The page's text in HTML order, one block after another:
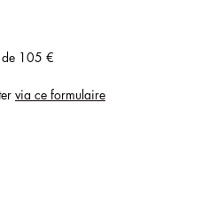
de 105 €
via ce formulaire